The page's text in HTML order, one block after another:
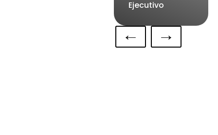
Ejecutivo
← →